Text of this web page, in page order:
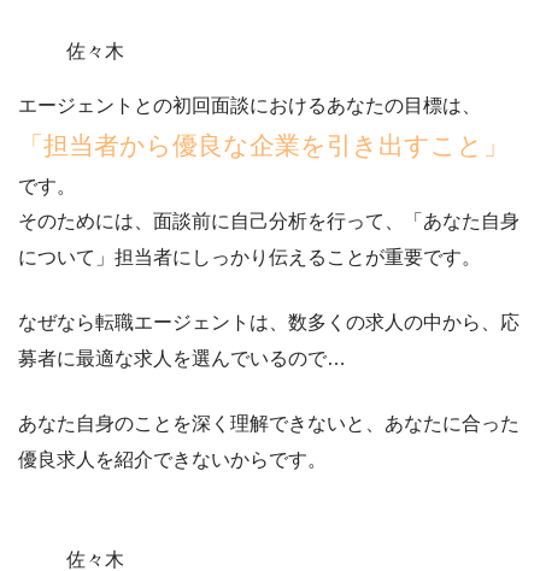
佐々木
エージェントとの初回面談におけるあなたの目標は、
「担当者から優良な企業を引き出すこと」
です。
そのためには、 面談前に自己分析を行って、「あなた自身
について」担当者にしっかり伝えること が重要です。
なぜなら転職エージェントは、数多くの求人の中から、応
募者に最適な求人を選んでいるので…
あなた自身のことを深く理解できないと、あなたに合った
優良求人を紹介できないからです。
佐々木